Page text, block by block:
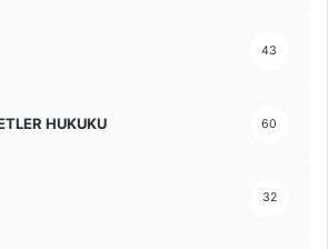
43
HUKUKU 60
32